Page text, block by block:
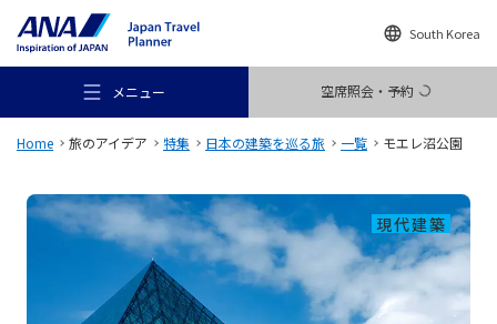
South Korea
メニュー 空席照会・予約
おすすめの旅
Home 旅のアイデア 特集 日本の建築を巡る旅 一覧 モエレ沼公園
現代建築